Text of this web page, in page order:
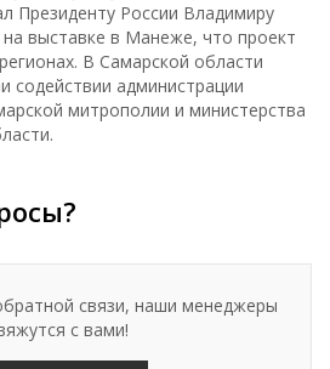
Президенту России Владимиру
выставке в Манеже, что проект
В Самарской области
содействии администрации
митрополии и министерства
связи, наши менеджеры
с вами!